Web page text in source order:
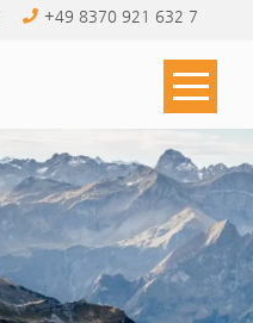
+49 8370 921 632 7